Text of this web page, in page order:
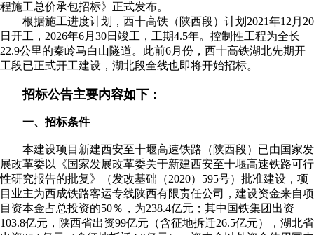
程施工总价承包招标》正式发布。
根据施工进度计划，西十高铁（陕西段）计划2021年12月20
日开工，2026年6月30日竣工，工期4.5年。控制性工程为全长
22.9公里的秦岭马白山隧道。此前6月份，西十高铁湖北先期开
工段已正式开工建设，湖北段全线也即将开始招标。
招标公告主要内容如下：
一、招标条件
本建设项目新建西安至十堰高速铁路（陕西段）已由国家发
展改革委以《国家发展改革委关于新建西安至十堰高速铁路可行
性研究报告的批复》（发改基础（2020）595号）批准建设，项
目业主为西成铁路客运专线陕西有限责任公司，建设资金来自项
目资本金占总投资的50％，为238.4亿元；其中国铁集团出资
103.8亿元，陕西省出资99亿元（含征地拆迁26.5亿元），湖北省